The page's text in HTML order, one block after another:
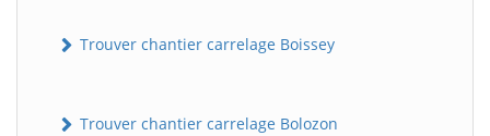
Trouver chantier carrelage Boissey
Trouver chantier carrelage Bolozon